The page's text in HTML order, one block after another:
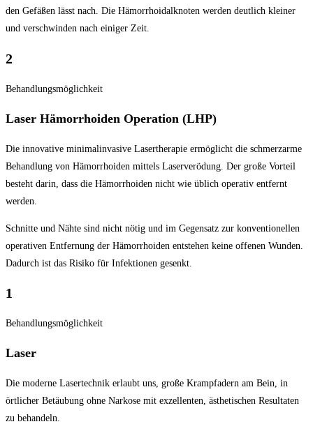
den Gefäßen lässt nach. Die Hämorrhoidalknoten werden deutlich kleiner
und verschwinden nach einiger Zeit.
2
Behandlungsmöglichkeit
Laser Hämorrhoiden Operation (LHP)
Die innovative minimalinvasive Lasertherapie ermöglicht die schmerzarme
Behandlung von Hämorrhoiden mittels Laserverödung. Der große Vorteil
besteht darin, dass die Hämorrhoiden nicht wie üblich operativ entfernt
werden.
Schnitte und Nähte sind nicht nötig und im Gegensatz zur konventionellen
operativen Entfernung der Hämorrhoiden entstehen keine offenen Wunden.
Dadurch ist das Risiko für Infektionen gesenkt.
1
Behandlungsmöglichkeit
Laser
Die moderne Lasertechnik erlaubt uns, große Krampfadern am Bein, in
örtlicher Betäubung ohne Narkose mit exzellenten, ästhetischen Resultaten
zu behandeln.